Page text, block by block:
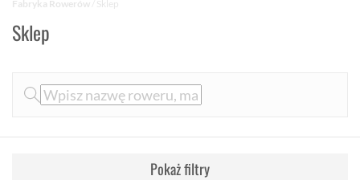
Sklep
Fabryka Rowerów / Sklep
Pokaż filtry